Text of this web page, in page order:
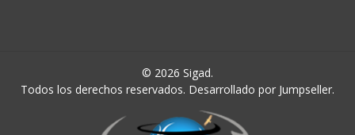
© 2026 Sigad.
Todos los derechos reservados. Desarrollado por Jumpseller.